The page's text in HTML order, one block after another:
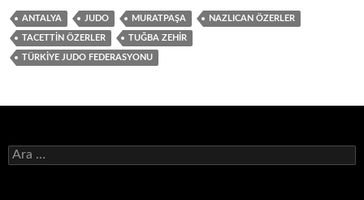
ANTALYA JUDO MURATPAŞA NAZLICAN ÖZERLER
TACETTIN ÖZERLER TUĞBA ZEHIR
TÜRKIYE JUDO FEDERASYONU
Arama: